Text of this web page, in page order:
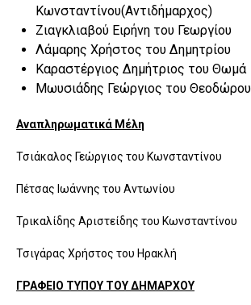
Κωνσταντίνου(Αντιδήμαρχος)
Ζιαγκλιαβού Ειρήνη του Γεωργίου
Λάμαρης Χρήστος του Δημητρίου
Καραστέργιος Δημήτριος του Θωμά
Μωυσιάδης Γεώργιος του Θεοδώρου
Αναπληρωματικά Μέλη
Τσιάκαλος Γεώργιος του Κωνσταντίνου
Πέτσας Ιωάννης του Αντωνίου
Τρικαλίδης Αριστείδης του Κωνσταντίνου
Τσιγάρας Χρήστος του Ηρακλή
ΓΡΑΦΕΙΟ ΤΥΠΟΥ ΤΟΥ ΔΗΜΑΡΧΟΥ